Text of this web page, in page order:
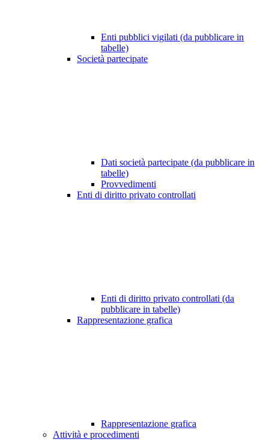
Enti pubblici vigilati (da pubblicare in
tabelle)
Società partecipate
Dati società partecipate (da pubblicare in
tabelle)
Provvedimenti
Enti di diritto privato controllati
Enti di diritto privato controllati (da
pubblicare in tabelle)
Rappresentazione grafica
Rappresentazione grafica
Attività e procedimenti